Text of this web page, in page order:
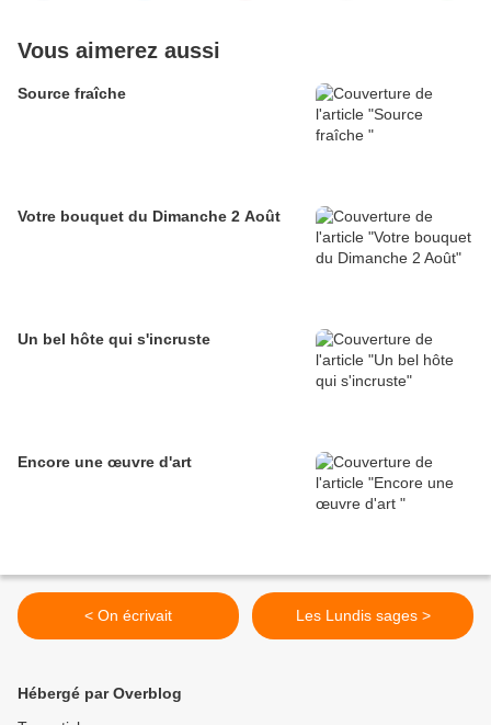
Vous aimerez aussi
Source fraîche
Votre bouquet du Dimanche 2 Août
Un bel hôte qui s'incruste
Encore une œuvre d'art
< On écrivait Les Lundis sages >
Hébergé par Overblog